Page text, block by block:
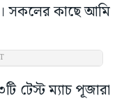
সকলের কাছে আমি
টেস্ট ম্যাচ পূজারা